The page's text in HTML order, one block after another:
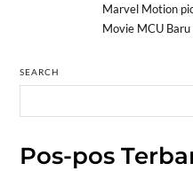
Marvel Motion
Movie MCU Baru
SEARCH
Pos-pos